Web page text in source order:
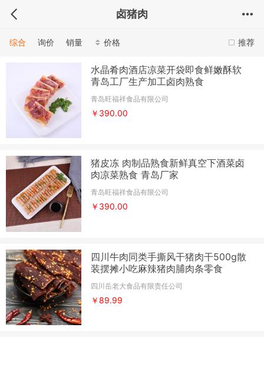
卤猪肉
推荐
综合 询价 销量 价格
水晶肴肉酒店凉菜开袋即食鲜嫩酥软
青岛工厂生产加工卤肉熟食
青岛旺福祥食品有限公司
￥390.00
猪皮冻 肉制品熟食新鲜真空下酒菜卤
肉凉菜熟食 青岛厂家
青岛旺福祥食品有限公司
￥390.00
四川牛肉同类手撕风干猪肉干500g散
装摆摊小吃麻辣猪肉脯肉条零食
四川岳老大食品有限责任公司
￥89.99